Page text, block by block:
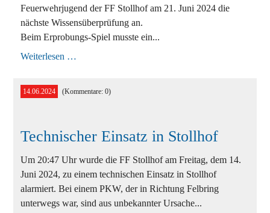
Feuerwehrjugend der FF Stollhof am 21. Juni 2024 die
nächste Wissensüberprüfung an.
Beim Erprobungs-Spiel musste ein...
Weiterlesen …
Stollhof
14.06.2024 (Kommentare: 0)
Technischer Einsatz in Stollhof
Um 20:47 Uhr wurde die FF Stollhof am Freitag, dem 14.
Juni 2024, zu einem technischen Einsatz in Stollhof
alarmiert. Bei einem PKW, der in Richtung Felbring
unterwegs war, sind aus unbekannter Ursache...